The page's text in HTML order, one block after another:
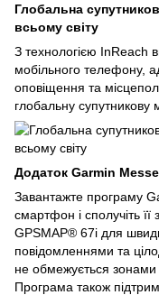
Глобальна
всьому світу
З технологією InReach
мобільного телефону,
оповіщення та
глобальну
Додаток Garmin
Завантажте програму
смартфон і сполучіть
GPSMAP® 67i для
повідомленнями та
не обмежується зонами
Програма також